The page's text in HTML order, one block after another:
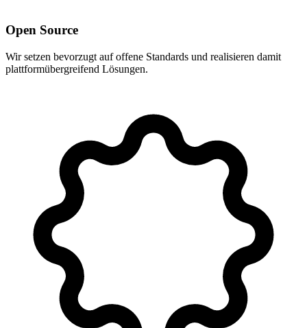
Open Source
Wir setzen bevorzugt auf offene Standards und realisieren damit
plattformübergreifend Lösungen.